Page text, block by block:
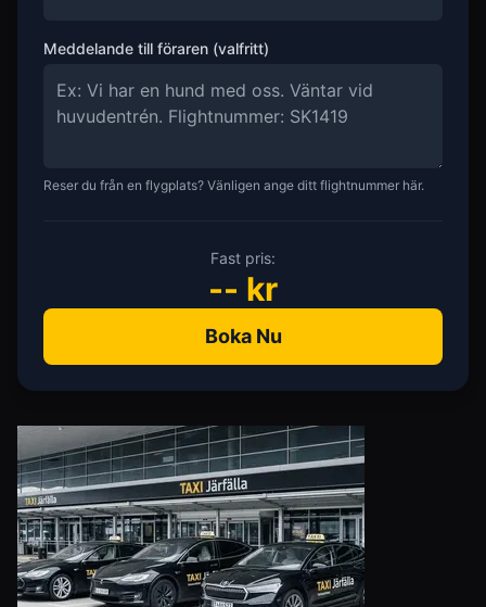
Meddelande till föraren (valfritt)
Reser du från en flygplats? Vänligen ange ditt flightnummer här.
Fast pris:
-- kr
Boka Nu